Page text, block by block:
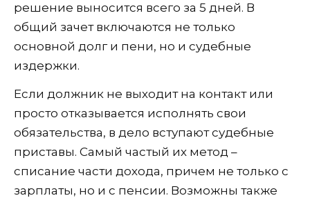
решение выносится всего за 5 дней. В
общий зачет включаются не только
основной долг и пени, но и судебные
издержки.
Если должник не выходит на контакт или
просто отказывается исполнять свои
обязательства, в дело вступают судебные
приставы. Самый частый их метод –
списание части дохода, причем не только с
зарплаты, но и с пенсии. Возможны также